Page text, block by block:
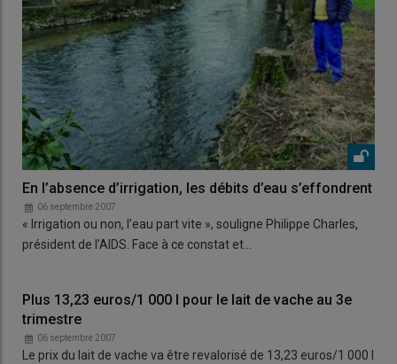
En l’absence d’irrigation, les débits d’eau s’effondrent
06 septembre 2007
« Irrigation ou non, l’eau part vite », souligne Philippe Charles,
président de l’AIDS. Face à ce constat et…
Plus 13,23 euros/1 000 l pour le lait de vache au 3e
trimestre
06 septembre 2007
Le prix du lait de vache va être revalorisé de 13,23 euros/1 000 l